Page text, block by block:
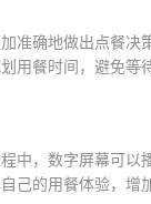
准确地做出点餐决
用餐时间，避免等
中，数字屏幕可以
己的用餐体验，增